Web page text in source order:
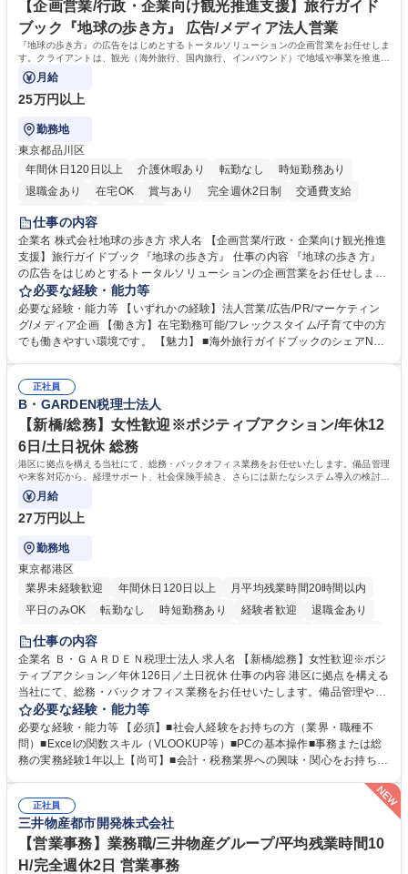
【企画営業/行政・企業向け観光推進支援】旅行ガイド
ブック『地球の歩き方』 広告/メディア法人営業
『地球の歩き方』の広告をはじめとするトータルソリューションの企画営業をお任せしま
す。クライアントは、観光（海外旅行、国内旅行、インバウンド）で地域や事業を推進し
たい国内外の行政や企業です。
月給
25万円以上
勤務地
東京都品川区
年間休日120日以上
介護休暇あり 転勤なし
時短勤務あり
退職金あり
在宅OK 賞与あり 完全週休2日制
交通費支給
駅近5分以内
仕事の内容
企業名 株式会社地球の歩き方 求人名 【企画営業/行政・企業向け観光推進
支援】旅行ガイドブック『地球の歩き方』 仕事の内容 『地球の歩き方』
の広告をはじめとするトータルソリューションの企画営業をお任せしま
す。クライアントは、観光（海外旅行、国内旅行、インバウンド）で地域
や事業を推進したい国内外の行政や企業です。 【業務詳細】■『地球の歩
き方』は海外旅行ガイドブックのNo.1ブランドであり、国内旅行において
も牽引しております。観光推進支援においても、業界を牽引する意欲的な
に、インバウンドのトップブランドに成長しております■旅が業務であ
り、日常です。旅好きにはこれ以上ない環境です 募集職種 【企画営業/行
政・企業向け観光推進支援】旅行ガイドブック『地球の歩き方』
必要な経験・能力等
必要な経験・能力等 【いずれかの経験】法人営業/広告/PR/マーケティン
グ/メディア企画 【働き方】在宅勤務可能/フレックスタイム/子育て中の方
でも働きやすい環境です。 【魅力】 ■海外旅行ガイドブックのシェアNo.1
であり、「地球の歩き方」としてどう取り組むか、共に形を作るコアメン
バーとして活躍いただきます。 学歴・資格 学歴：大学院 大学 語学力： 資
格：
正社員
B・GARDEN税理士法人
【新橋/総務】女性歓迎※ポジティブアクション/年休12
6日/土日祝休 総務
港区に拠点を構える当社にて、総務・バックオフィス業務をお任せいたします。備品管理
や来客対応から、経理サポート、社会保険手続き、さらには新たなシステム導入の検討ま
で、幅広く組織を支える役割です。
月給
27万円以上
勤務地
東京都港区
業界未経験歓迎
年間休日120日以上
月平均残業時間20時間以内
平日のみOK
転勤なし 時短勤務あり 経験者歓迎
退職金あり
賞与あり
完全週休2日制
服装自由
仕事の内容
企業名 Ｂ・ＧＡＲＤＥＮ税理士法人 求人名 【新橋/総務】女性歓迎※ポジ
ティブアクション／年休126日／土日祝休 仕事の内容 港区に拠点を構える
当社にて、総務・バックオフィス業務をお任せいたします。備品管理や来
客対応から、経理サポート、社会保険手続き、さらには新たなシステム導
入の検討まで、幅広く組織を支える役割です。 ■備品発注・在庫管理、郵
送物対応、電話・来客対応 ■金融機関への外出業務（入出金管理補助）、
福利厚生・社内イベントの運営管理 ■社内ルールの整備、職場環境の改善
類手続き ■税理士業務の補助（書類作成・データ入力支援） ■ITツールや
社内新システムの導入検討・比較検証 募集職種 【新橋/総務】女性歓迎※
ポジティブアクション／年休126日／土日祝休
必要な経験・能力等
必要な経験・能力等 【必須】■社会人経験をお持ちの方（業界・職種不
問）■Excelの関数スキル（VLOOKUP等）■PCの基本操作■事務または総
務の実務経験1年以上【尚可】■会計・税務業界への興味・関心をお持ちの
■周囲と円滑に連携し、柔軟な対応ができる方。 【女性歓迎！】※ポジテ
ィブアクション 学歴・資格 学歴：大学院 大学 高専 短大 専修学校 高校 語
学力： 資格：
正社員
三井物産都市開発株式会社
【営業事務】業務職/三井物産グループ/平均残業時間10
H/完全週休2日 営業事務